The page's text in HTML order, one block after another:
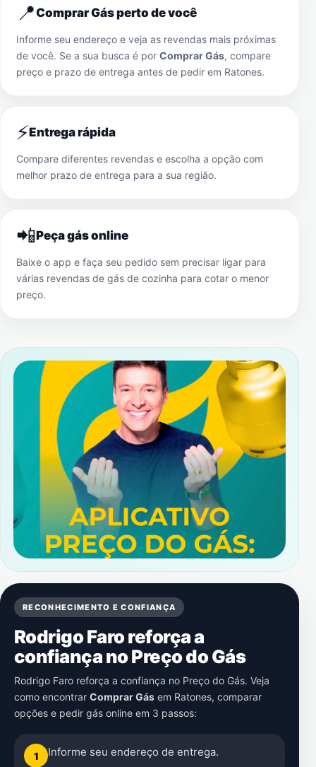
📍Comprar Gás perto de você
Informe seu endereço e veja as revendas mais próximas
de você. Se a sua busca é por Comprar Gás, compare
preço e prazo de entrega antes de pedir em Ratones.
⚡Entrega rápida
Compare diferentes revendas e escolha a opção com
melhor prazo de entrega para a sua região.
📲Peça gás online
Baixe o app e faça seu pedido sem precisar ligar para
várias revendas de gás de cozinha para cotar o menor
preço.
RECONHECIMENTO E CONFIANÇA
Rodrigo Faro reforça a
confiança no Preço do Gás
Rodrigo Faro reforça a confiança no Preço do Gás. Veja
como encontrar Comprar Gás em Ratones, comparar
opções e pedir gás online em 3 passos:
1 Informe seu endereço de entrega.